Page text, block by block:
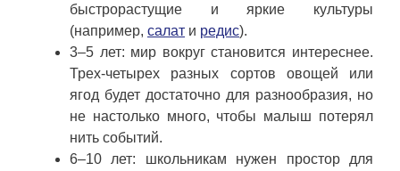
быстрорастущие и яркие культуры
(например, салат и редис).
3–5 лет: мир вокруг становится интереснее.
Трех-четырех разных сортов овощей или
ягод будет достаточно для разнообразия, но
не настолько много, чтобы малыш потерял
нить событий.
6–10 лет: школьникам нужен простор для